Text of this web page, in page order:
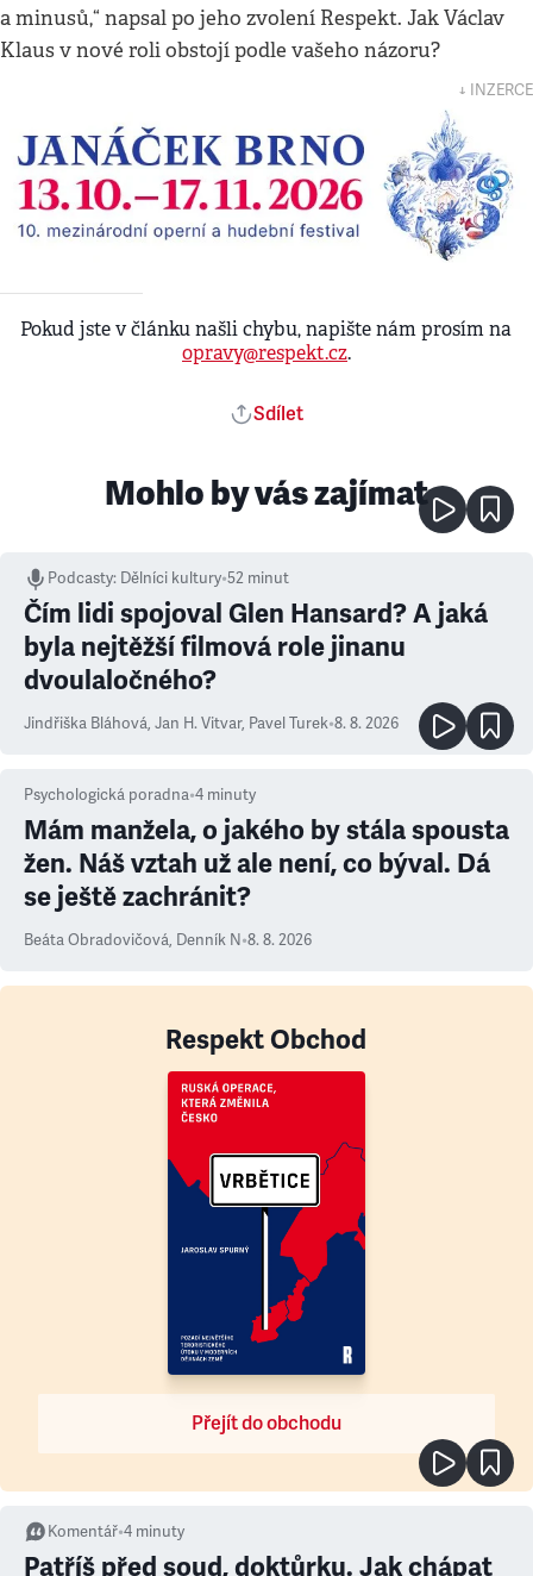
a minusů,“ napsal po jeho zvolení Respekt. Jak Václav
Klaus v nové roli obstojí podle vašeho názoru?
↓ INZERCE
Pokud jste v článku našli chybu, napište nám prosím na
opravy@respekt.cz.
Sdílet
Mohlo by vás zajímat
Podcasty: Dělníci kultury•52 minut
Čím lidi spojoval Glen Hansard? A jaká
byla nejtěžší filmová role jinanu
dvoulaločného?
Jindřiška Bláhová, Jan H. Vitvar, Pavel Turek•8. 8. 2026
Psychologická poradna•4 minuty
Mám manžela, o jakého by stála spousta
žen. Náš vztah už ale není, co býval. Dá
se ještě zachránit?
Beáta Obradovičová, Denník N•8. 8. 2026
Respekt Obchod
Přejít do obchodu
Komentář•4 minuty
Patříš před soud, doktůrku. Jak chápat